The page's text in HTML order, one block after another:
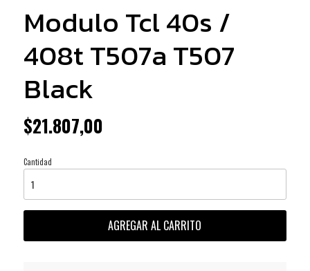
Modulo Tcl 40s /
408t T507a T507
Black
$21.807,00
Cantidad
AGREGAR AL CARRITO